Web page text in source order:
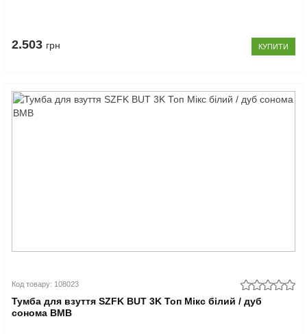
2.503 грн КУПИТИ
Код товару: 108023
Тумба для взуття SZFK BUT 3K Топ Мікс білий / дуб
сонома ВМВ